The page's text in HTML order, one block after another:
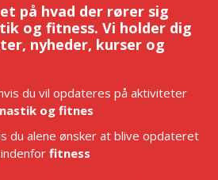
på hvad der rører sig
og fitness. Vi holder dig
nyheder, kurser og
du vil opdateres på aktiviteter
og fitnes
du alene ønsker at blive opdateret
fitness